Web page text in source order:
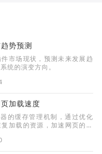
势预测
市场现状，预测未来发展趋
统的演变方向。
加载速度
的缓存管理机制，通过优化
加载的资源，加速网页的加